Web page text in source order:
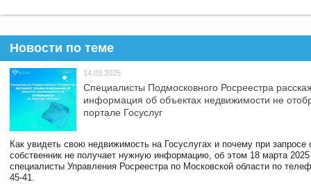
Новости по теме
14.03.2025
Специалисты Подмосковного Росреестра
информация об объектах недвижимости не
портале Госуслуг
Как увидеть свою недвижимость на Госуслугах и почему при запросе
собственник не получает нужную информацию, об этом 18 марта 2025
специалисты Управления Росреестра по Московской области по
45-41.